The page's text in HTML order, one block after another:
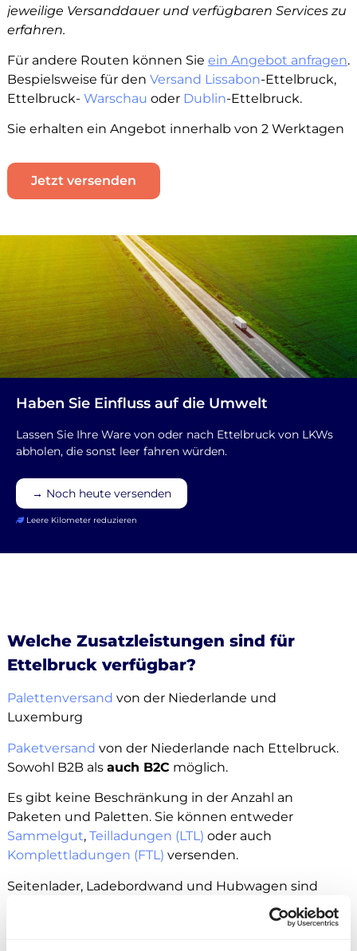
jeweilige Versanddauer und verfügbaren Services zu
erfahren.
Für andere Routen können Sie ein Angebot anfragen.
Bespielsweise für den Versand Lissabon-Ettelbruck,
Ettelbruck- Warschau oder Dublin-Ettelbruck.
Sie erhalten ein Angebot innerhalb von 2 Werktagen
Jetzt versenden
Haben Sie Einfluss auf die Umwelt
Lassen Sie Ihre Ware von oder nach Ettelbruck von LKWs
abholen, die sonst leer fahren würden.
→ Noch heute versenden
Leere Kilometer reduzieren
Welche Zusatzleistungen sind für
Ettelbruck verfügbar?
Palettenversand von der Niederlande und
Luxemburg
Paketversand von der Niederlande nach Ettelbruck.
Sowohl B2B als auch B2C möglich.
Es gibt keine Beschränkung in der Anzahl an
Paketen und Paletten. Sie können entweder
Sammelgut, Teilladungen (LTL) oder auch
Komplettladungen (FTL) versenden.
Seitenlader, Ladebordwand und Hubwagen sind